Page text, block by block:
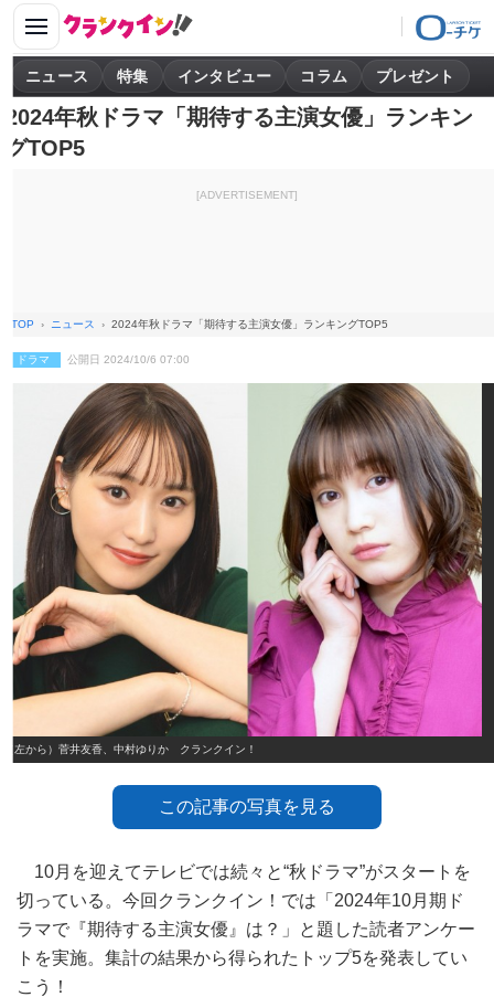
ニュース 特集 インタビュー コラム プレゼント
2024年秋ドラマ「期待する主演女優」ランキン
グTOP5
[ADVERTISEMENT]
TOP ニュース 2024年秋ドラマ「期待する主演女優」ランキングTOP5
ドラマ 公開日 2024/10/6 07:00
（左から）菅井友香、中村ゆりか クランクイン！
この記事の写真を見る
10月を迎えてテレビでは続々と“秋ドラマ”がスタートを
切っている。今回クランクイン！では「2024年10月期ド
ラマで『期待する主演女優』は？」と題した読者アンケー
トを実施。集計の結果から得られたトップ5を発表してい
こう！